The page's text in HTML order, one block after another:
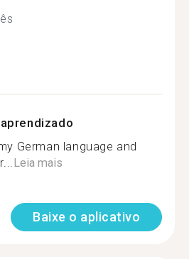
German language and
Leia mais
Baixe o aplicativo